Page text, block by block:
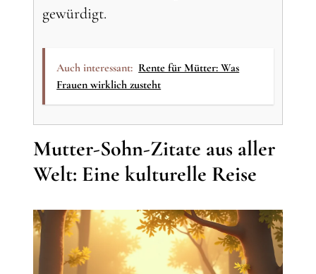
gewürdigt.
Auch interessant: Rente für Mütter: Was
Frauen wirklich zusteht
Mutter-Sohn-Zitate aus aller
Welt: Eine kulturelle Reise